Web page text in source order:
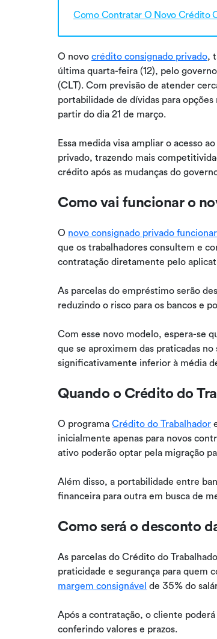
Como Contratar O Novo Crédito
O novo crédito consignado privado,
última quarta-feira (12), pelo
(CLT). Com previsão de atender
portabilidade de dívidas para
partir do dia 21 de março.
Essa medida visa ampliar o acesso
privado, trazendo mais
crédito após as mudanças do
Como vai funcionar o
O novo consignado privado
que os trabalhadores consultem e
contratação diretamente pelo
As parcelas do empréstimo serão
reduzindo o risco para os bancos e
Com esse novo modelo, espera-se
que se aproximem das praticadas
significativamente inferior à média
Quando o Crédito do
O programa Crédito do Trabalhador
inicialmente apenas para novos
ativo poderão optar pela migração
Além disso, a portabilidade entre
financeira para outra em busca de
Como será o desconto
As parcelas do Crédito do
praticidade e segurança para quem
margem consignável de 35% do
Após a contratação, o cliente
conferindo valores e prazos.